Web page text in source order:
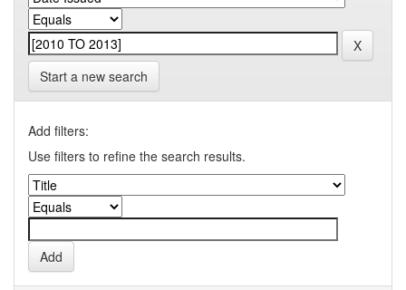
Start a new search
Add filters:
Use filters to refine the search results.